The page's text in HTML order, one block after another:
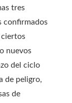
tres
confirmados
ciertos
nuevos
del ciclo
de peligro,
de